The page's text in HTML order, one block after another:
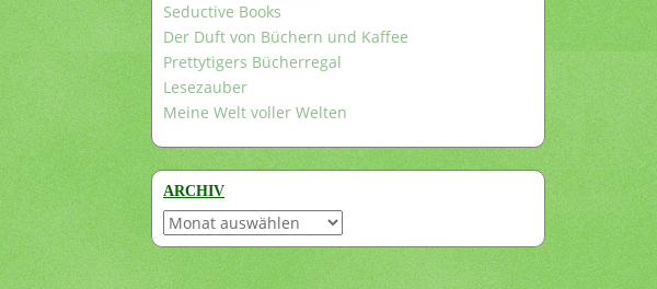
Seductive Books
Der Duft von Büchern und Kaffee
Prettytigers Bücherregal
Lesezauber
Meine Welt voller Welten
ARCHIV
Archiv